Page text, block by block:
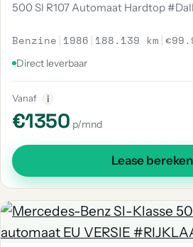
500 Sl R107 Automaat Hardtop
Benzine | 1986 | 188.139 km |
Direct leverbaar
Vanaf i
€1350 p/mnd
Lease